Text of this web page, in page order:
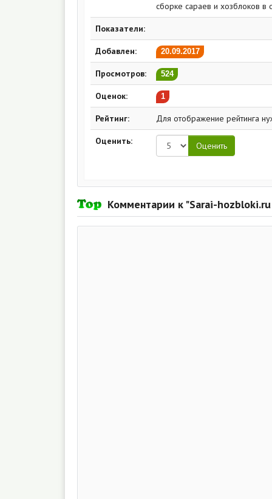
сборке сараев и хозблоков в
Показатели:
Добавлен: 20.09.2017
Просмотров: 524
Оценок: 1
Рейтинг: Для отображение рейтинга
Оценить:
Комментарии к "Sarai-